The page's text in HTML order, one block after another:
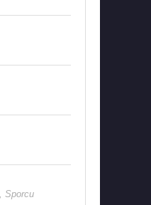
Sporcu